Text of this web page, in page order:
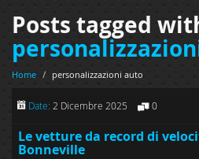
Posts tagged
Home / personalizzazioni auto
Date: 2 Dicembre 2025 0
Le vetture da record di
Bonneville